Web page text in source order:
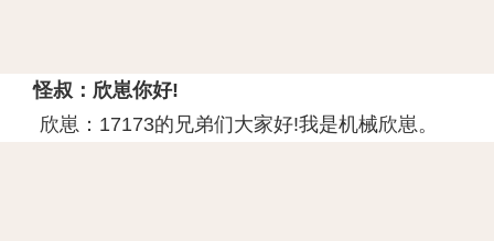
怪叔：欣崽你好!
欣崽：17173的兄弟们大家好!我是机械欣崽。